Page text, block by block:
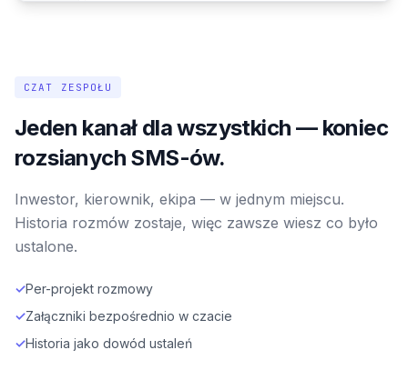
CZAT ZESPOŁU
Jeden kanał dla wszystkich — koniec
rozsianych SMS-ów.
Inwestor, kierownik, ekipa — w jednym miejscu.
Historia rozmów zostaje, więc zawsze wiesz co było
ustalone.
✓Per-projekt rozmowy
✓Załączniki bezpośrednio w czacie
✓Historia jako dowód ustaleń